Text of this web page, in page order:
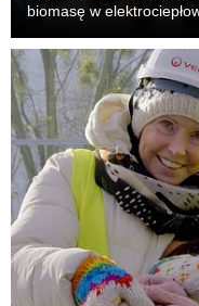
biomasę w
osiągnięcia neutralności